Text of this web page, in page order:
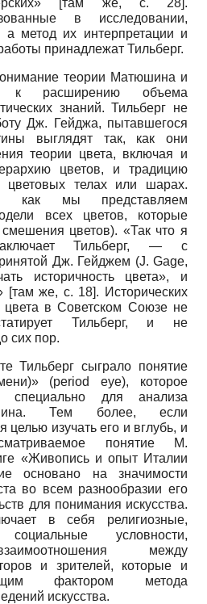
в исследовании,
метод их интерпретации и
принадлежат Тильберг.
теории Матюшина и
к расширению объема
знаний. Тильберг не
Дж. Гейджа, пытавшегося
выглядят так, как они
теории цвета, включая и
цветов, и традицию
цветовых телах или шарах.
как мы представляем
всех цветов, которые
цветов). «Так что я
Тильберг, — с
Дж. Гейджем (J. Gage,
историчность цвета», и
[там же, с. 18]. Исторических
цвета в Советском Союзе не
Тильберг, и не
сих пор.
Тильберг сыграло понятие
(period eye), которое
для анализа
Тем более, если
целью изучать его и вглубь, и
понятие М.
«Живопись и опыт Италии
основано на значимости
во всем разнообразии его
для понимания искусства.
в себя религиозные,
условности,
между
и зрителей, которые и
фактором метода
искусства.